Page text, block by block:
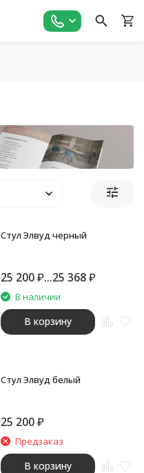
Стул Элвуд черный
25 200₽...25 368₽
В наличии
В корзину
Стул Элвуд белый
25 200₽
Предзаказ
В корзину